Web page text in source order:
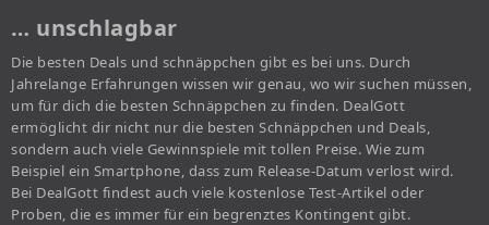
… unschlagbar
Die besten Deals und schnäppchen gibt es bei uns. Durch
Jahrelange Erfahrungen wissen wir genau, wo wir suchen müssen,
um für dich die besten Schnäppchen zu finden. DealGott
ermöglicht dir nicht nur die besten Schnäppchen und Deals,
sondern auch viele Gewinnspiele mit tollen Preise. Wie zum
Beispiel ein Smartphone, dass zum Release-Datum verlost wird.
Bei DealGott findest auch viele kostenlose Test-Artikel oder
Proben, die es immer für ein begrenztes Kontingent gibt.